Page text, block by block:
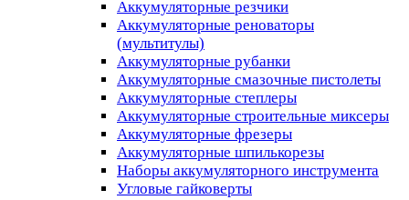
Аккумуляторные резчики
Аккумуляторные реноваторы
(мультитулы)
Аккумуляторные рубанки
Аккумуляторные смазочные пистолеты
Аккумуляторные степлеры
Аккумуляторные строительные миксеры
Аккумуляторные фрезеры
Аккумуляторные шпилькорезы
Наборы аккумуляторного инструмента
Угловые гайковерты